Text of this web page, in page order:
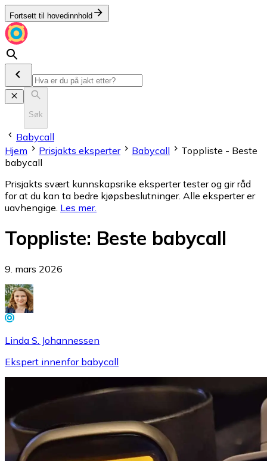
Fortsett til hovedinnhold
Søk
Babycall
Hjem
Prisjakts eksperter Babycall
Toppliste - Beste
babycall
Prisjakts svært kunnskapsrike eksperter tester og gir råd
for at du kan ta bedre kjøpsbeslutninger. Alle eksperter er
uavhengige. Les mer.
Toppliste: Beste babycall
9. mars 2026
Linda S. Johannessen
Ekspert innenfor babycall